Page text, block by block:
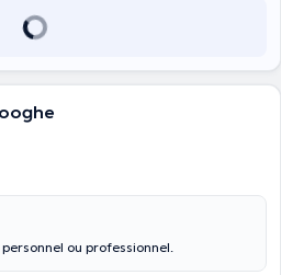
ou professionnel.